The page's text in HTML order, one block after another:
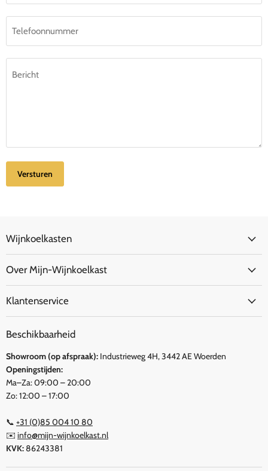
Telefoonnummer
Bericht
Versturen
Wijnkoelkasten
Over Mijn-Wijnkoelkast
Klantenservice
Beschikbaarheid
Showroom (op afspraak): Industrieweg 4H, 3442 AE Woerden
Openingstijden:
Ma–Za: 09:00 – 20:00
Zo: 12:00 – 17:00
📞 +31 (0)85 004 10 80
✉️ info@mijn-wijnkoelkast.nl
KVK:86243381